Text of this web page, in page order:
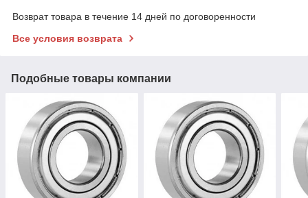
Возврат товара в течение 14 дней по договоренности
Все условия возврата
Подобные товары компании